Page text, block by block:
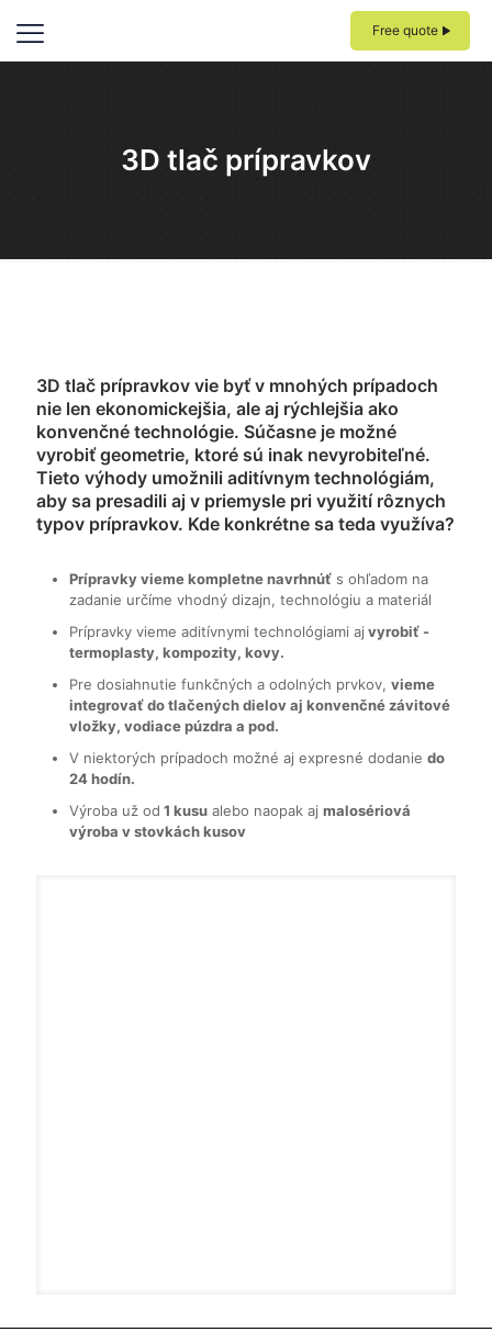
Free quote
3D tlač prípravkov
3D tlač prípravkov vie byť v mnohých prípadoch
nie len ekonomickejšia, ale aj rýchlejšia ako
konvenčné technológie. Súčasne je možné
vyrobiť geometrie, ktoré sú inak nevyrobiteľné.
Tieto výhody umožnili aditívnym technológiám,
aby sa presadili aj v priemysle pri využití rôznych
typov prípravkov. Kde konkrétne sa teda využíva?
Prípravky vieme kompletne navrhnúť s ohľadom na
zadanie určíme vhodný dizajn, technológiu a materiál
Prípravky vieme aditívnymi technológiami aj vyrobiť -
termoplasty, kompozity, kovy.
Pre dosiahnutie funkčných a odolných prvkov, vieme
integrovať do tlačených dielov aj konvenčné závitové
vložky, vodiace púzdra a pod.
V niektorých prípadoch možné aj expresné dodanie do
24 hodín.
Výroba už od 1 kusu alebo naopak aj malosériová
výroba v stovkách kusov